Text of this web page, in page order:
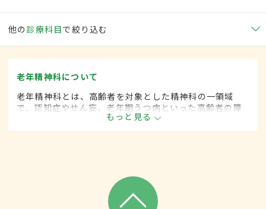
他の 診療科目で絞り込む
老年精神科について
老年精神科とは、高齢者を対象とした精神科の一領域
で、認知症やせん妄、老年期うつ病といった高齢者の障
害の診断・治療を行います。
もっと見る